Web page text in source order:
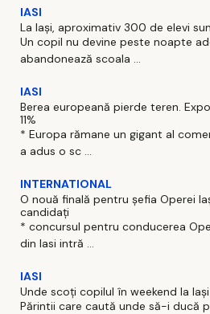
IASI
La Iași, aproximativ 300 de elevi
Un copil nu devine peste noapte
abandonează scoala ...
IASI
Berea europeană pierde teren.
11%
* Europa rămane un gigant al
a adus o sc ...
INTERNATIONAL
O nouă finală pentru șefia Operei
candidați
* concursul pentru conducerea
din Iasi intră ...
IASI
Unde scoți copilul în weekend la Iași
Părintii care caută unde să-i ducă